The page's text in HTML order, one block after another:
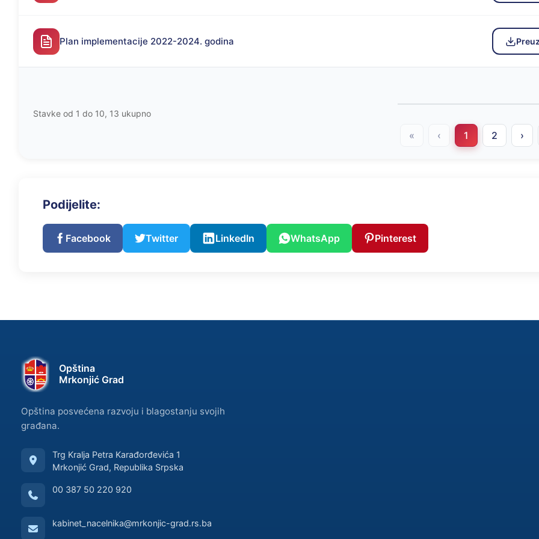
Plan implementacije 2022-2024. godina
Stavke od 1 do 10, 13 ukupno
« ‹ 1 2 ›
Podijelite:
Facebook Twitter LinkedIn WhatsApp Pinterest
Opština
Mrkonjić Grad
Opština posvećena razvoju i blagostanju svojih
građana.
Trg Kralja Petra Karađorđevića 1
Mrkonjić Grad, Republika Srpska
00 387 50 220 920
kabinet_nacelnika@mrkonjic-grad.rs.ba